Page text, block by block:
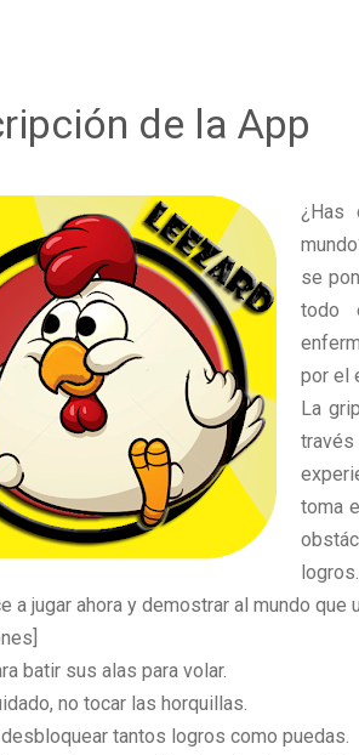
de la App
¿Has
se
todo
por el
La
toma
logros.
a jugar ahora y demostrar al mundo
batir sus alas para volar.
no tocar las horquillas.
desbloquear tantos logros como puedas.